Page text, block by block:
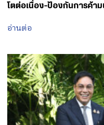
โตต่อเนื่อง-ป้องกันการค้า
อ่านต่อ